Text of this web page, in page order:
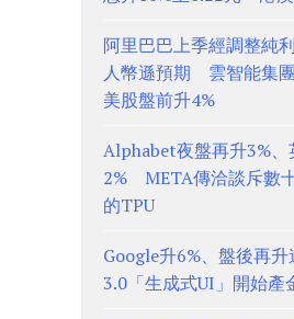
阿里巴巴上季經調整純
人幣遜預期 雲智能集
美股盤前升4%
Alphabet夜盤再升3%、
2% META傳洽談斥數
的TPU
Google升6%、盤後再
3.0「生成式UI」開始產